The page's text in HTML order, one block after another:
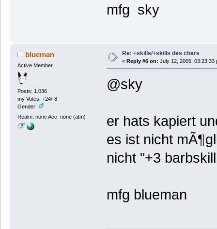
mfg sky
blueman
Active Member
Posts: 1.036
my Votes: +24/-8
Gender:
Realm: none Acc: none (atm)
Re: +skills/+skills des chars
« Reply #6 on: July 12, 2005, 03:23:33
@sky
er hats kapiert
es ist nicht
nicht "+3
mfg blueman